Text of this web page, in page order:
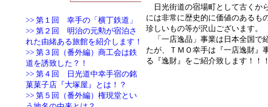
>> 第１回 幸手の「横丁鉄道」
>> 第２回 明治の元勲が宿泊さ
れた由緒ある旅館を紹介します！
>> 第３回（番外編）商工会は鉄
道を誘致した？！
>> 第４回 日光道中幸手宿の銘
菓菓子店『大塚屋』とは！？
>> 第５回（番外編）権現堂とい
日光街道の宿場町として古くか
には非常に歴史的に価値のあるも
珍しいもの等が沢山ございます。
「一店逸品」事業は日本全国で
たが、ＴＭＯ幸手は『一店逸財』
る『逸財』をご紹介致します！！